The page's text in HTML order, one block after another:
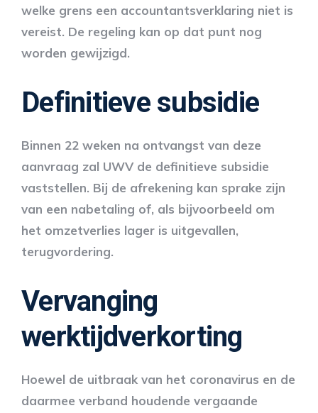
welke grens een accountantsverklaring niet is
vereist. De regeling kan op dat punt nog
worden gewijzigd.
Definitieve subsidie
Binnen 22 weken na ontvangst van deze
aanvraag zal UWV de definitieve subsidie
vaststellen. Bij de afrekening kan sprake zijn
van een nabetaling of, als bijvoorbeeld om
het omzetverlies lager is uitgevallen,
terugvordering.
Vervanging
werktijdverkorting
Hoewel de uitbraak van het coronavirus en de
daarmee verband houdende vergaande